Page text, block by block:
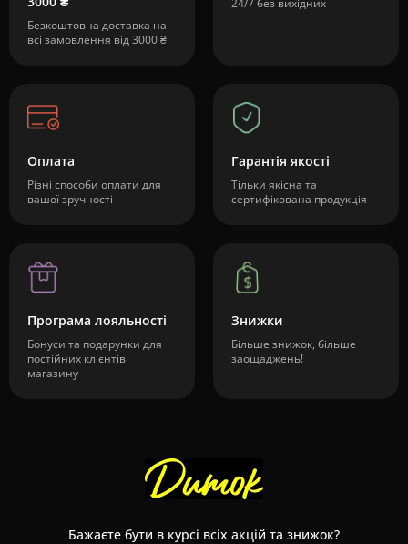
Безкоштовна доставка на
всі замовлення від 3000 ₴
24/7 без вихідних
Оплата
Різні способи оплати для
вашої зручності
Гарантія якості
Тільки якісна та
сертифікована продукція
Програма лояльності
Бонуси та подарунки для
постійних клієнтів
магазину
Знижки
Більше знижок, більше
заощаджень!
Бажаєте бути в курсі всіх акцій та знижок?